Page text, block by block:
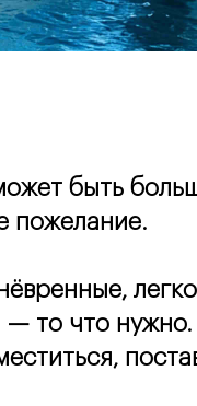
быть
пожелание.
— то что нужно.